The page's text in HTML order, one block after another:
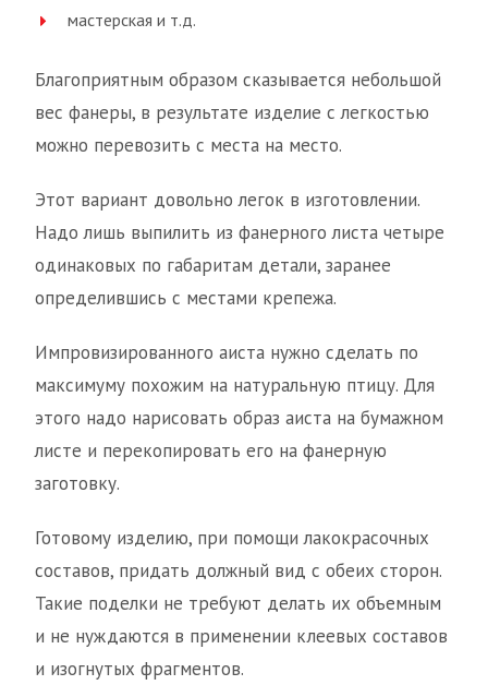
мастерская и т.д.
Благоприятным образом сказывается небольшой
вес фанеры, в результате изделие с легкостью
можно перевозить с места на место.
Этот вариант довольно легок в изготовлении.
Надо лишь выпилить из фанерного листа четыре
одинаковых по габаритам детали, заранее
определившись с местами крепежа.
Импровизированного аиста нужно сделать по
максимуму похожим на натуральную птицу. Для
этого надо нарисовать образ аиста на бумажном
листе и перекопировать его на фанерную
заготовку.
Готовому изделию, при помощи лакокрасочных
составов, придать должный вид с обеих сторон.
Такие поделки не требуют делать их объемным
и не нуждаются в применении клеевых составов
и изогнутых фрагментов.